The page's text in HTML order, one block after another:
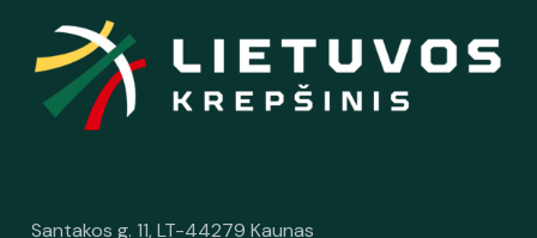
Santakos g. 11, LT-44279 Kaunas